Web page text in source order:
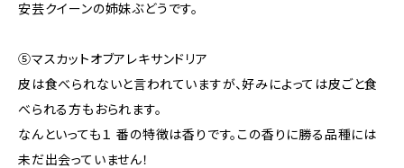
安芸クイーンの姉妹ぶどうです。
⑤マスカットオブアレキサンドリア
皮は食べられないと言われていますが、好みによっては皮ごと食
べられる方もおられます。
なんといっても１ 番の特徴は香りです。この香りに勝る品種には
未だ出会っていません！